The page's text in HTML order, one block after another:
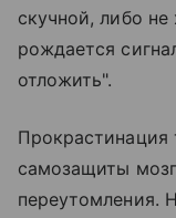
скучной, либо не
рождается
отложить".
самозащиты
переутомления.